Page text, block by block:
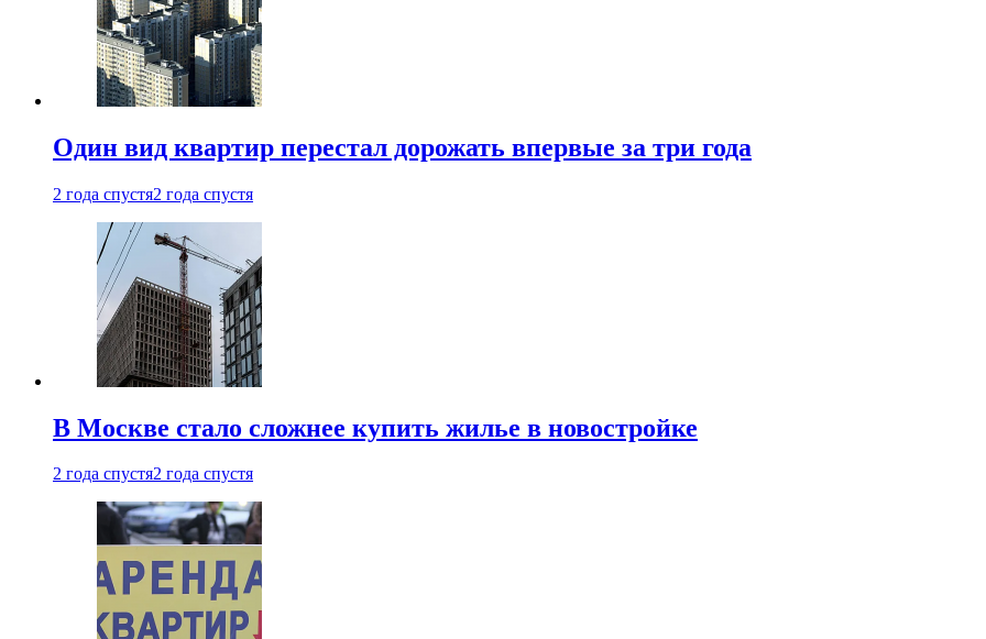
Один вид квартир перестал дорожать впервые за три года
2 года спустя2 года спустя
В Москве стало сложнее купить жилье в новостройке
2 года спустя2 года спустя